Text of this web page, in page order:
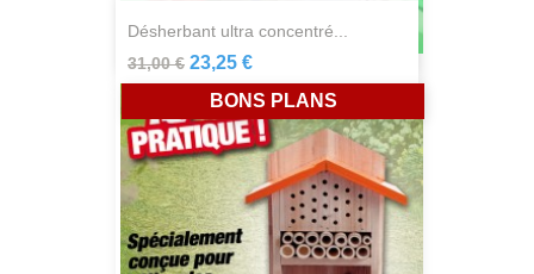
désherbant ultra concentré...
31,00 € 23,25 €
BONS PLANS